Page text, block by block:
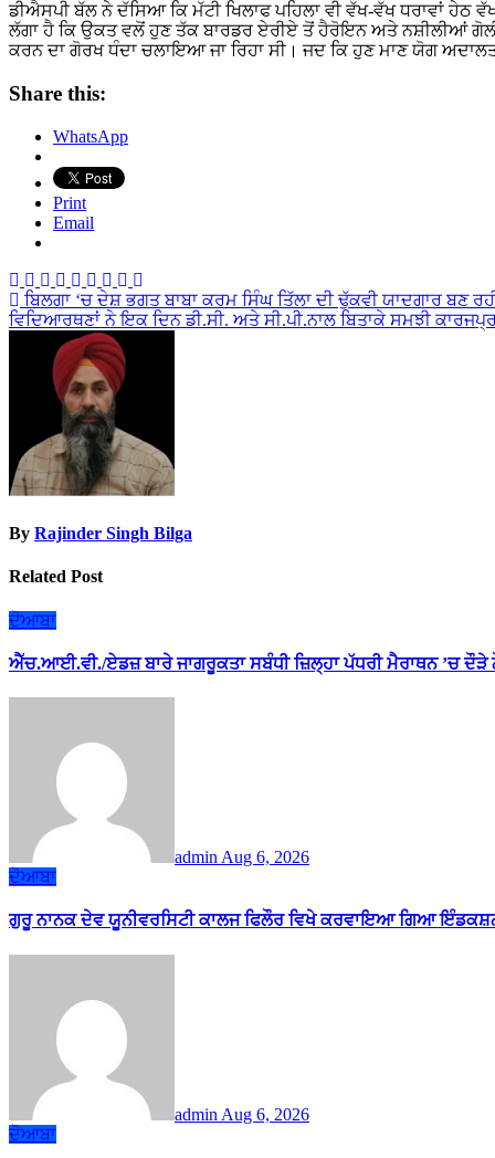
ਡੀਐਸਪੀ ਬੱਲ ਨੇ ਦੱਸਿਆ ਕਿ ਮੱਟੀ ਖਿਲਾਫ ਪਹਿਲਾ ਵੀ ਵੱਖ-ਵੱਖ ਧਰਾਵਾਂ
ਲੱਗਾ ਹੈ ਕਿ ਉਕਤ ਵਲੋਂ ਹੁਣ ਤੱਕ ਬਾਰਡਰ ਏਰੀਏ ਤੋਂ ਹੈਰੋਇਨ ਅਤੇ ਨਸ਼ੀਲੀਆਂ
ਕਰਨ ਦਾ ਗੋਰਖ ਧੰਦਾ ਚਲਾਇਆ ਜਾ ਰਿਹਾ ਸੀ। ਜਦ ਕਿ ਹੁਣ ਮਾਣ ਯੋਗ
Share this:
WhatsApp
Print
Email
Post
navigation
ਬਿਲਗਾ ‘ਚ ਦੇਸ਼ ਭਗਤ ਬਾਬਾ ਕਰਮ ਸਿੰਘ ਤਿੱਲਾ ਦੀ ਢੁੱਕਵੀ ਯਾਦਗਾਰ ਬਣ
ਵਿਦਿਆਰਥਣਾਂ ਨੇ ਇਕ ਦਿਨ ਡੀ.ਸੀ. ਅਤੇ ਸੀ.ਪੀ.ਨਾਲ ਬਿਤਾਕੇ ਸਮਝੀ
By Rajinder Singh Bilga
Related Post
ਦੋਆਬਾ
ਐੱਚ.ਆਈ.ਵੀ./ਏਡਜ਼ ਬਾਰੇ ਜਾਗਰੂਕਤਾ ਸਬੰਧੀ ਜ਼ਿਲ੍ਹਾ ਪੱਧਰੀ ਮੈਰਾਥਨ ’ਚ ਦੌੜੇ
admin Aug 6, 2026
ਦੋਆਬਾ
ਗੁਰੂ ਨਾਨਕ ਦੇਵ ਯੂਨੀਵਰਸਿਟੀ ਕਾਲਜ ਫਿਲੌਰ ਵਿਖੇ ਕਰਵਾਇਆ ਗਿਆ
admin Aug 6, 2026
ਦੋਆਬਾ